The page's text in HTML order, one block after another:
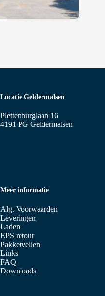
Meer informatie
Alg. Voorwaarden
Leveringen
Laden
EPS retour
Pakketvellen
Links
FAQ
Downloads
Locatie Geldermalsen
Plettenburglaan 16
4191 PG Geldermalsen